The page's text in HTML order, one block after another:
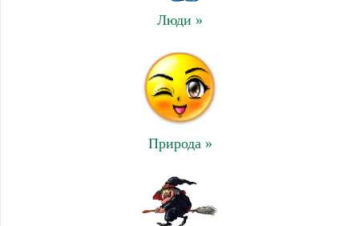
Люди »
Природа »